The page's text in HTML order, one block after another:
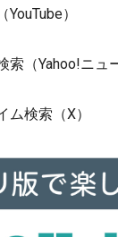
）
索（Yahoo!ニュ
ム検索（X）